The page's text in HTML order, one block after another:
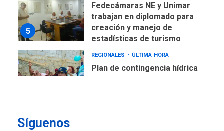
5
Fedecámaras NE y Unimar
trabajan en diplomado para
creación y manejo de
estadísticas de turismo
REGIONALES ÚLTIMA HORA
Plan de contingencia hídrica
en Nueva Esparta consolida
Síguenos